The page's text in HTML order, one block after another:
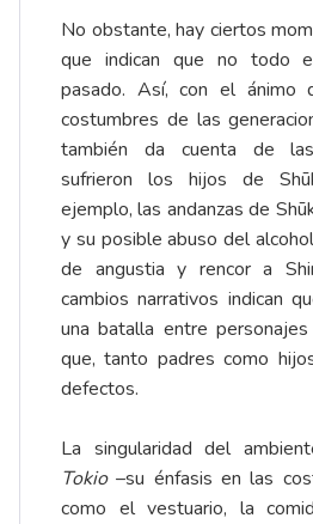
No obstante, hay ciertos
que indican que no todo
pasado. Así, con el ánimo
costumbres de las
también da cuenta de
sufrieron los hijos de
ejemplo, las andanzas de
y su posible abuso del
de angustia y rencor a
cambios narrativos indican
una batalla entre
que, tanto padres como
defectos.
La singularidad del
Tokio–su énfasis en las
como el vestuario, la